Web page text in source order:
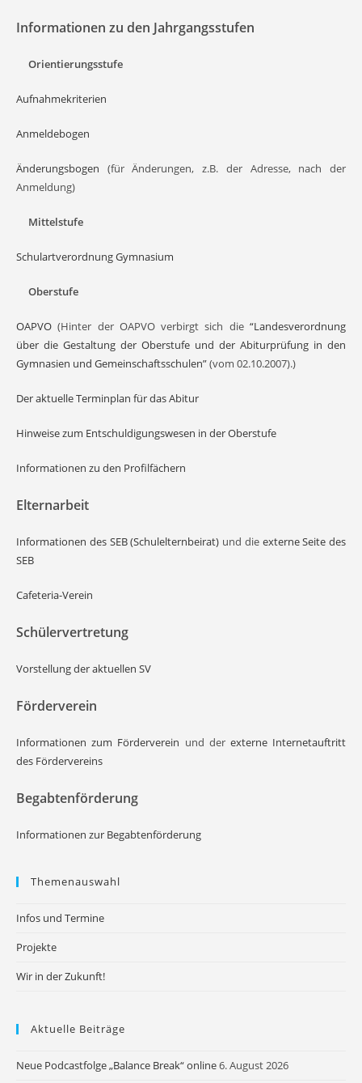
Informationen zu den Jahrgangsstufen
Orientierungsstufe
Aufnahmekriterien
Anmeldebogen
Änderungsbogen (für Änderungen, z.B. der Adresse, nach der
Anmeldung)
Mittelstufe
Schulartverordnung Gymnasium
Oberstufe
OAPVO (Hinter der OAPVO verbirgt sich die “Landesverordnung
über die Gestaltung der Oberstufe und der Abiturprüfung in den
Gymnasien und Gemeinschaftsschulen”(vom 02.10.2007).)
Der aktuelle Terminplan für das Abitur
Hinweise zum Entschuldigungswesen in der Oberstufe
Informationen zu den Profilfächern
Elternarbeit
Informationen des SEB (Schulelternbeirat) und die externe Seite des
SEB
Cafeteria-Verein
Schülervertretung
Vorstellung der aktuellen SV
Förderverein
Informationen zum Förderverein und der externe Internetauftritt
des Fördervereins
Begabtenförderung
Informationen zur Begabtenförderung
Themenauswahl
Infos und Termine
Projekte
Wir in der Zukunft!
Aktuelle Beiträge
Neue Podcastfolge „Balance Break“ online6. August 2026